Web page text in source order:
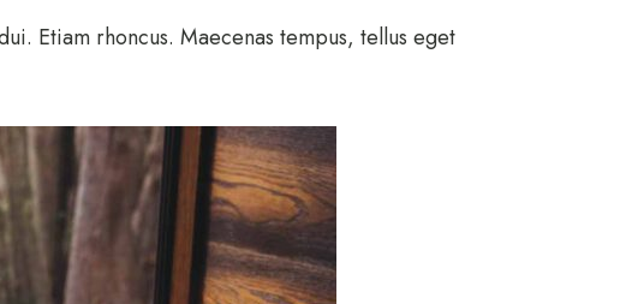
Etiam rhoncus. Maecenas tempus, tellus eget